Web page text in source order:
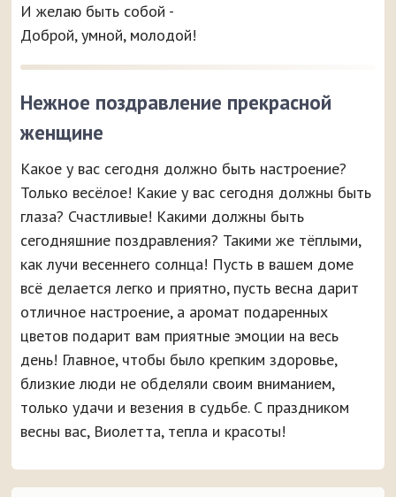
И желаю быть собой -
Доброй, умной, молодой!
Нежное поздравление прекрасной
женщине
Какое у вас сегодня должно быть настроение?
Только весёлое! Какие у вас сегодня должны быть
глаза? Счастливые! Какими должны быть
сегодняшние поздравления? Такими же тёплыми,
как лучи весеннего солнца! Пусть в вашем доме
всё делается легко и приятно, пусть весна дарит
отличное настроение, а аромат подаренных
цветов подарит вам приятные эмоции на весь
день! Главное, чтобы было крепким здоровье,
близкие люди не обделяли своим вниманием,
только удачи и везения в судьбе. С праздником
весны вас, Виолетта, тепла и красоты!